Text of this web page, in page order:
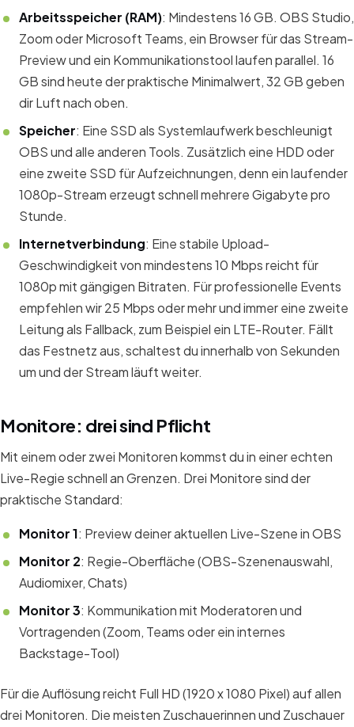
Arbeitsspeicher (RAM): Mindestens 16 GB. OBS Studio,
Zoom oder Microsoft Teams, ein Browser für das Stream-
Preview und ein Kommunikationstool laufen parallel. 16
GB sind heute der praktische Minimalwert, 32 GB geben
dir Luft nach oben.
Speicher: Eine SSD als Systemlaufwerk beschleunigt
OBS und alle anderen Tools. Zusätzlich eine HDD oder
eine zweite SSD für Aufzeichnungen, denn ein laufender
1080p-Stream erzeugt schnell mehrere Gigabyte pro
Stunde.
Internetverbindung: Eine stabile Upload-
Geschwindigkeit von mindestens 10 Mbps reicht für
1080p mit gängigen Bitraten. Für professionelle Events
empfehlen wir 25 Mbps oder mehr und immer eine zweite
Leitung als Fallback, zum Beispiel ein LTE-Router. Fällt
das Festnetz aus, schaltest du innerhalb von Sekunden
um und der Stream läuft weiter.
Monitore: drei sind Pflicht
Mit einem oder zwei Monitoren kommst du in einer echten
Live-Regie schnell an Grenzen. Drei Monitore sind der
praktische Standard:
Monitor 1: Preview deiner aktuellen Live-Szene in OBS
Monitor 2: Regie-Oberfläche (OBS-Szenenauswahl,
Audiomixer, Chats)
Monitor 3: Kommunikation mit Moderatoren und
Vortragenden (Zoom, Teams oder ein internes
Backstage-Tool)
Für die Auflösung reicht Full HD (1920 x 1080 Pixel) auf allen
drei Monitoren. Die meisten Zuschauerinnen und Zuschauer